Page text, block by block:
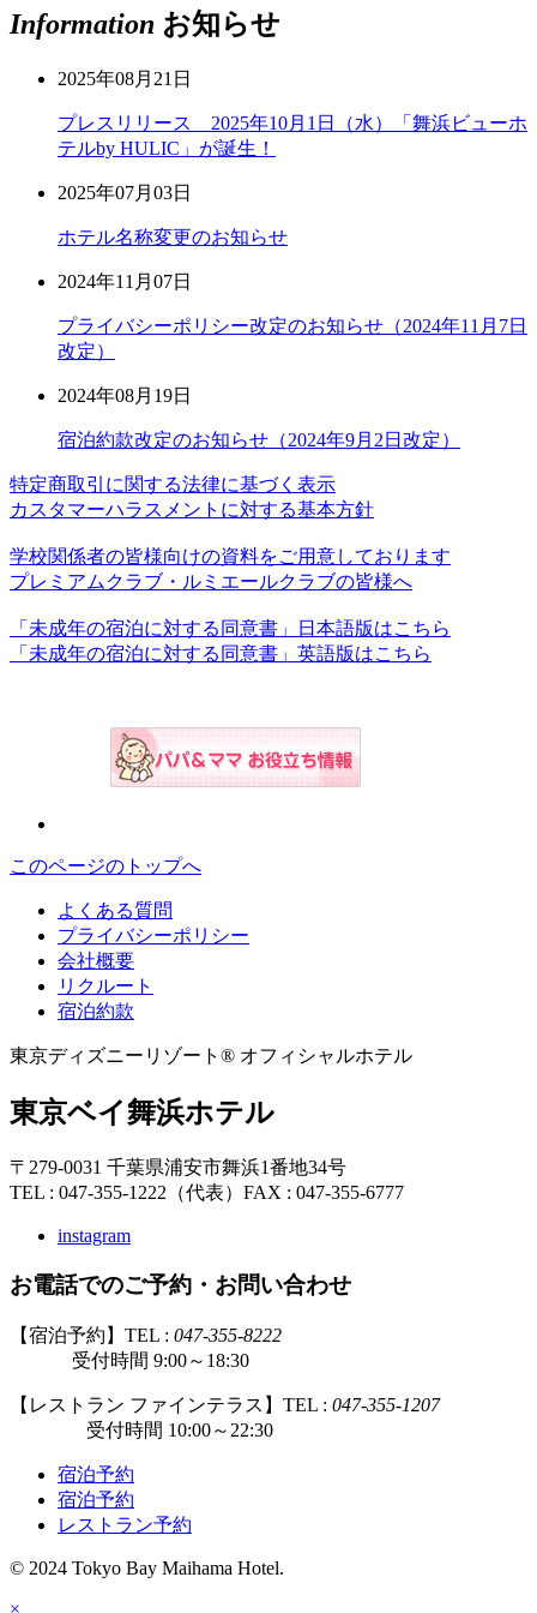
Information お知らせ
2025年08月21日
プレスリリース 2025年10月1日（水）「舞浜ビューホ
テルby HULIC」が誕生！
2025年07月03日
ホテル名称変更のお知らせ
2024年11月07日
プライバシーポリシー改定のお知らせ（2024年11月7日
改定）
2024年08月19日
宿泊約款改定のお知らせ（2024年9月2日改定）
特定商取引に関する法律に基づく表示
カスタマーハラスメントに対する基本方針
学校関係者の皆様向けの資料をご用意しております
プレミアムクラブ・ルミエールクラブの皆様へ
「未成年の宿泊に対する同意書」日本語版はこちら
「未成年の宿泊に対する同意書」英語版はこちら
このページのトップへ
よくある質問
プライバシーポリシー
会社概要
リクルート
宿泊約款
東京ディズニーリゾート® オフィシャルホテル
東京ベイ舞浜ホテル
〒279-0031 千葉県浦安市舞浜1番地34号
TEL : 047-355-1222（代表） FAX : 047-355-6777
instagram
お電話でのご予約・お問い合わせ
【宿泊予約】TEL : 047-355-8222
受付時間 9:00～18:30
【レストラン ファインテラス】TEL : 047-355-1207
受付時間 10:00～22:30
宿泊予約
宿泊予約
レストラン予約
© 2024 Tokyo Bay Maihama Hotel.
×